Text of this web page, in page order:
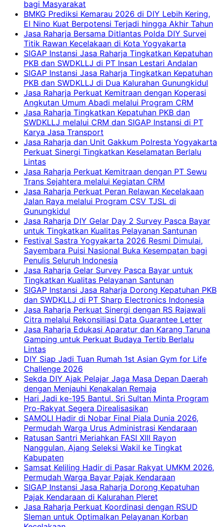
bagi Masyarakat
BMKG Prediksi Kemarau 2026 di DIY Lebih Kering,
El Nino Kuat Berpotensi Terjadi hingga Akhir Tahun
Jasa Raharja Bersama Ditlantas Polda DIY Survei
Titik Rawan Kecelakaan di Kota Yogyakarta
SIGAP Instansi Jasa Raharja Tingkatkan Kepatuhan
PKB dan SWDKLLJ di PT Insan Lestari Andalan
SIGAP Instansi Jasa Raharja Tingkatkan Kepatuhan
PKB dan SWDKLLJ di Dua Kalurahan Gunungkidul
Jasa Raharja Perkuat Kemitraan dengan Koperasi
Angkutan Umum Abadi melalui Program CRM
Jasa Raharja Tingkatkan Kepatuhan PKB dan
SWDKLLJ melalui CRM dan SIGAP Instansi di PT
Karya Jasa Transport
Jasa Raharja dan Unit Gakkum Polresta Yogyakarta
Perkuat Sinergi Tingkatkan Keselamatan Berlalu
Lintas
Jasa Raharja Perkuat Kemitraan dengan PT Sewu
Trans Sejahtera melalui Kegiatan CRM
Jasa Raharja Perkuat Peran Relawan Kecelakaan
Jalan Raya melalui Program CSV TJSL di
Gunungkidul
Jasa Raharja DIY Gelar Day 2 Survey Pasca Bayar
untuk Tingkatkan Kualitas Pelayanan Santunan
Festival Sastra Yogyakarta 2026 Resmi Dimulai,
Sayembara Puisi Nasional Buka Kesempatan bagi
Penulis Seluruh Indonesia
Jasa Raharja Gelar Survey Pasca Bayar untuk
Tingkatkan Kualitas Pelayanan Santunan
SIGAP Instansi Jasa Raharja Dorong Kepatuhan PKB
dan SWDKLLJ di PT Sharp Electronics Indonesia
Jasa Raharja Perkuat Sinergi dengan RS Rajawali
Citra melalui Rekonsiliasi Data Guarantee Letter
Jasa Raharja Edukasi Aparatur dan Karang Taruna
Gamping untuk Perkuat Budaya Tertib Berlalu
Lintas
DIY Siap Jadi Tuan Rumah 1st Asian Gym for Life
Challenge 2026
Sekda DIY Ajak Pelajar Jaga Masa Depan Daerah
dengan Menjauhi Kenakalan Remaja
Hari Jadi ke-195 Bantul, Sri Sultan Minta Program
Pro-Rakyat Segera Direalisasikan
SAMOLI Hadir di Nobar Final Piala Dunia 2026,
Permudah Warga Urus Administrasi Kendaraan
Ratusan Santri Meriahkan FASI XIII Rayon
Nanggulan, Ajang Seleksi Wakil ke Tingkat
Kabupaten
Samsat Keliling Hadir di Pasar Rakyat UMKM 2026,
Permudah Warga Bayar Pajak Kendaraan
SIGAP Instansi Jasa Raharja Dorong Kepatuhan
Pajak Kendaraan di Kalurahan Pleret
Jasa Raharja Perkuat Koordinasi dengan RSUD
Sleman untuk Optimalkan Pelayanan Korban